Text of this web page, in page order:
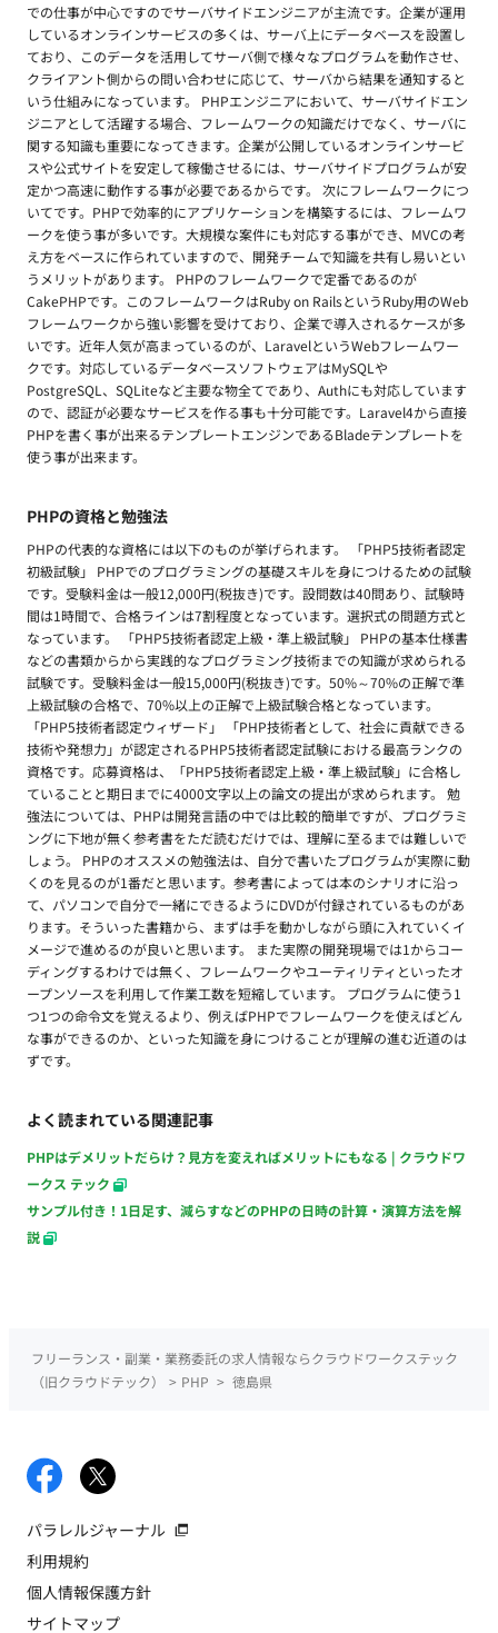
での仕事が中心ですのでサーバサイドエンジニアが主流です。企業が運用
しているオンラインサービスの多くは、サーバ上にデータベースを設置し
ており、このデータを活用してサーバ側で様々なプログラムを動作させ、
クライアント側からの問い合わせに応じて、サーバから結果を通知すると
いう仕組みになっています。 PHPエンジニアにおいて、サーバサイドエン
ジニアとして活躍する場合、フレームワークの知識だけでなく、サーバに
関する知識も重要になってきます。企業が公開しているオンラインサービ
スや公式サイトを安定して稼働させるには、サーバサイドプログラムが安
定かつ高速に動作する事が必要であるからです。 次にフレームワークにつ
いてです。PHPで効率的にアプリケーションを構築するには、フレームワ
ークを使う事が多いです。大規模な案件にも対応する事ができ、MVCの考
え方をベースに作られていますので、開発チームで知識を共有し易いとい
うメリットがあります。 PHPのフレームワークで定番であるのが
CakePHPです。このフレームワークはRuby on RailsというRuby用のWeb
フレームワークから強い影響を受けており、企業で導入されるケースが多
いです。近年人気が高まっているのが、LaravelというWebフレームワー
クです。対応しているデータベースソフトウェアはMySQLや
PostgreSQL、SQLiteなど主要な物全てであり、Authにも対応しています
ので、認証が必要なサービスを作る事も十分可能です。Laravel4から直接
PHPを書く事が出来るテンプレートエンジンであるBladeテンプレートを
使う事が出来ます。
PHPの資格と勉強法
PHPの代表的な資格には以下のものが挙げられます。 「PHP5技術者認定
初級試験」 PHPでのプログラミングの基礎スキルを身につけるための試験
です。受験料金は一般12,000円(税抜き)です。設問数は40問あり、試験時
間は1時間で、合格ラインは7割程度となっています。選択式の問題方式と
なっています。 「PHP5技術者認定上級・準上級試験」 PHPの基本仕様書
などの書類からから実践的なプログラミング技術までの知識が求められる
試験です。受験料金は一般15,000円(税抜き)です。50%～70%の正解で準
上級試験の合格で、70%以上の正解で上級試験合格となっています。
「PHP5技術者認定ウィザード」 「PHP技術者として、社会に貢献できる
技術や発想力」が認定されるPHP5技術者認定試験における最高ランクの
資格です。応募資格は、「PHP5技術者認定上級・準上級試験」に合格し
ていることと期日までに4000文字以上の論文の提出が求められます。 勉
強法については、PHPは開発言語の中では比較的簡単ですが、プログラミ
ングに下地が無く参考書をただ読むだけでは、理解に至るまでは難しいで
しょう。 PHPのオススメの勉強法は、自分で書いたプログラムが実際に動
くのを見るのが1番だと思います。参考書によっては本のシナリオに沿っ
て、パソコンで自分で一緒にできるようにDVDが付録されているものがあ
ります。そういった書籍から、まずは手を動かしながら頭に入れていくイ
メージで進めるのが良いと思います。 また実際の開発現場では1からコー
ディングするわけでは無く、フレームワークやユーティリティといったオ
ープンソースを利用して作業工数を短縮しています。 プログラムに使う1
つ1つの命令文を覚えるより、例えばPHPでフレームワークを使えばどん
な事ができるのか、といった知識を身につけることが理解の進む近道のは
ずです。
よく読まれている関連記事
PHPはデメリットだらけ？見方を変えればメリットにもなる | クラウドワ
ークス テック
サンプル付き！1日足す、減らすなどのPHPの日時の計算・演算方法を解
説
フリーランス・副業・業務委託の求人情報ならクラウドワークステック
（旧クラウドテック）
> PHP > 徳島県
パラレルジャーナル
利用規約
個人情報保護方針
サイトマップ